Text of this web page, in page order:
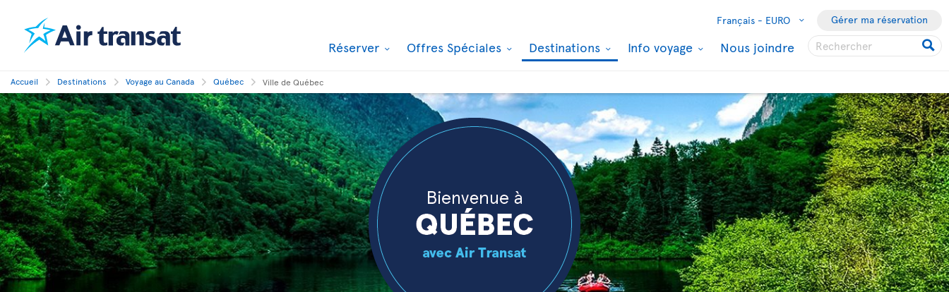
Français - EURO Gérer ma réservation
Réserver Offres Spéciales Destinations Info voyage Nous joindre
Accueil Destinations Voyage au Canada Québec Ville de Québec